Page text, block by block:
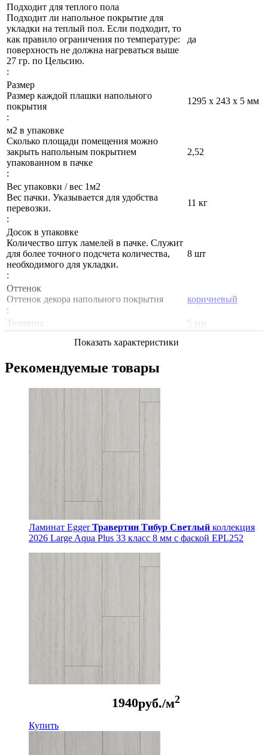
Подходит для теплого пола
Подходит ли напольное покрытие для
укладки на теплый пол. Если подходит, то
как правило ограничения по температуре:
поверхность не должна нагреваться выше
27 гр. по Цельсию.
:
да
Размер
Размер каждой плашки напольного
покрытия
:
1295 х 243 х 5 мм
м2 в упаковке
Сколько площади помещения можно
закрыть напольным покрытием
упакованном в пачке
:
2,52
Вес упаковки / вес 1м2
Вес пачки. Указывается для удобства
перевозки.
:
11 кг
Досок в упаковке
Количество штук ламелей в пачке. Служит
для более точного подсчета количества,
необходимого для укладки.
:
8 шт
Оттенок
Оттенок декора напольного покрытия
:
коричневый
Толщина :
5 мм
Показать характеристики
Рекомендуемые товары
Ламинат EggerТравертин Тибур Светлый коллекция
2026 Large Aqua Plus 33 класс 8 мм с фаской EPL252
1940руб./м2
Купить